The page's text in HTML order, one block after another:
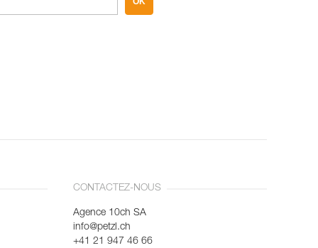
CONTACTEZ-NOUS
Agence 10ch SA
info@petzl.ch
+41 21 947 46 66